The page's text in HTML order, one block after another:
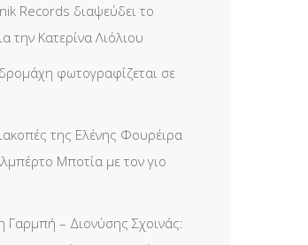
Records διαψεύδει το
την Κατερίνα Λιόλιου
φωτογραφίζεται σε
της Ελένης Φουρέιρα
Μποτία με τον γιο
Γαρμπή – Διονύσης Σχοινάς: